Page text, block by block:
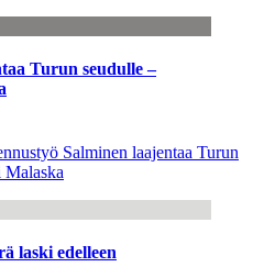
Turun seudulle –
Salminen laajentaa Turun
laski edelleen